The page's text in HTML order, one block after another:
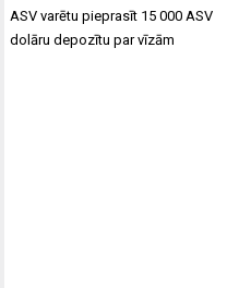
Ziņu
izvēlne
ASV varētu pieprasīt 15 000 ASV
dolāru depozītu par vīzām